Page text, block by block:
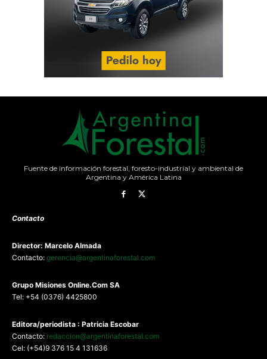
Fuente de información forestal, foresto-industrial y ambiental de
Argentina y América Latina
Contacto
Director: Marcelo Almada
Contacto: gerencia@argentinaforestal.com
Grupo Misiones Online.Com SA
Tel: +54 (0376) 4425800
Editora/periodista : Patricia Escobar
Contacto: redaccion@argentinaforestal.com
Cel: (+54)9 376 15 4 131636